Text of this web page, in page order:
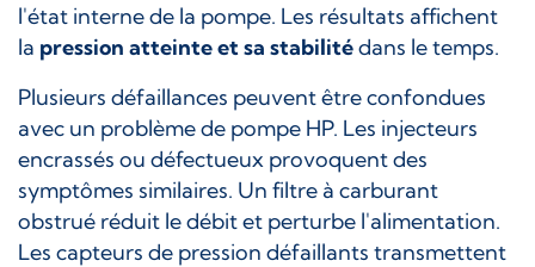
l'état interne de la pompe. Les résultats affichent
la pression atteinte et sa stabilitédans le temps.
Plusieurs défaillances peuvent être confondues
avec un problème de pompe HP. Les injecteurs
encrassés ou défectueux provoquent des
symptômes similaires. Un filtre à carburant
obstrué réduit le débit et perturbe l'alimentation.
Les capteurs de pression défaillants transmettent